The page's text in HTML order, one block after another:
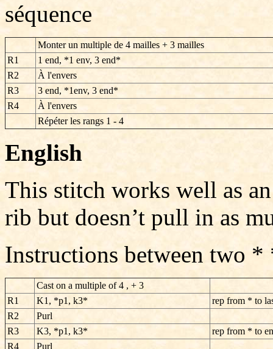
séquence
Monter un multiple de 4 mailles + 3 mailles
R1
1 end, *1 env, 3 end*
R2
À l'envers
R3
3 end, *1env, 3 end*
R4
À l'envers
Répéter les rangs 1 - 4
English
This stitch works well as
rib but doesn’t pull in as
Instructions between two *
Cast on a multiple of 4 , + 3
R1
K1, *p1, k3*
rep from * to
R2
Purl
R3
K3, *p1, k3*
rep from * to
R4
Purl